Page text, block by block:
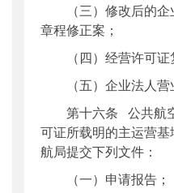
（三）修改后的
章程修正案；
（四）经营许可证
（五）企业法人营
第十六条 公共航
可证所载明的主运营
航局提交下列文件：
（一）申请报告；